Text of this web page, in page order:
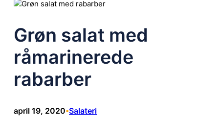
Grøn salat med
råmarinerede
rabarber
april 19, 2020•Salateri